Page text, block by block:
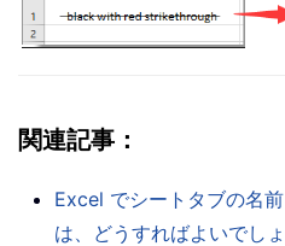
関連記事：
Excel でシートタブの名
は、どうすればよいでし